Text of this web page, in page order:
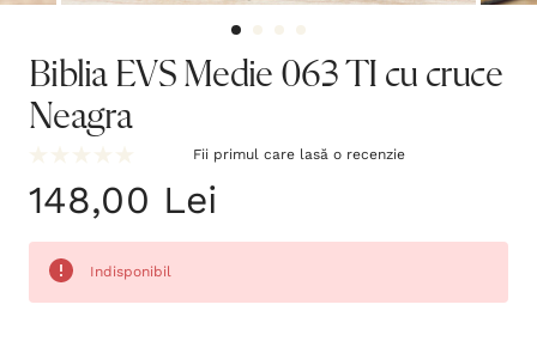
Biblia EVS Medie 063 TI cu cruce
Neagra
Fii primul care lasă o recenzie
148,00 Lei
Indisponibil